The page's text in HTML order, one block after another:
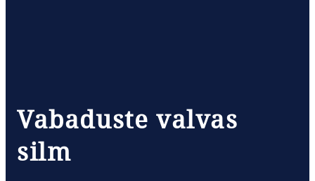
Vabaduste valvas
silm